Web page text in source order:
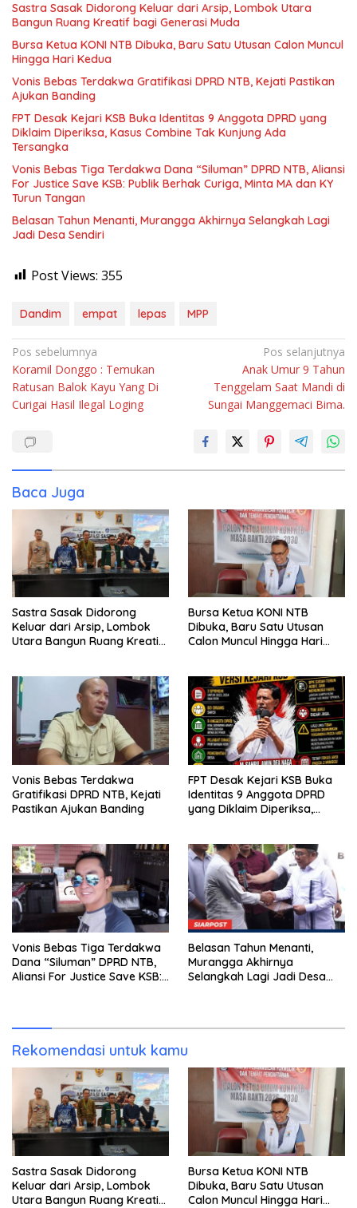
Sastra Sasak Didorong Keluar dari Arsip, Lombok Utara
Bangun Ruang Kreatif bagi Generasi Muda
Bursa Ketua KONI NTB Dibuka, Baru Satu Utusan Calon Muncul
Hingga Hari Kedua
Vonis Bebas Terdakwa Gratifikasi DPRD NTB, Kejati Pastikan
Ajukan Banding
FPT Desak Kejari KSB Buka Identitas 9 Anggota DPRD yang
Diklaim Diperiksa, Kasus Combine Tak Kunjung Ada
Tersangka
Vonis Bebas Tiga Terdakwa Dana “Siluman” DPRD NTB, Aliansi
For Justice Save KSB: Publik Berhak Curiga, Minta MA dan KY
Turun Tangan
Belasan Tahun Menanti, Murangga Akhirnya Selangkah Lagi
Jadi Desa Sendiri
Post Views: 355
Dandim empat lepas MPP
Navigasi
pos
Pos sebelumnya
Koramil Donggo : Temukan
Ratusan Balok Kayu Yang Di
Curigai Hasil Ilegal Loging
Pos selanjutnya
Anak Umur 9 Tahun
Tenggelam Saat Mandi di
Sungai Manggemaci Bima.
Baca Juga
Sastra Sasak Didorong
Keluar dari Arsip, Lombok
Utara Bangun Ruang Kreatif
Bursa Ketua KONI NTB
Dibuka, Baru Satu Utusan
Calon Muncul Hingga Hari
Vonis Bebas Terdakwa
Gratifikasi DPRD NTB, Kejati
Pastikan Ajukan Banding
FPT Desak Kejari KSB Buka
Identitas 9 Anggota DPRD
yang Diklaim Diperiksa,
Vonis Bebas Tiga Terdakwa
Dana “Siluman” DPRD NTB,
Aliansi For Justice Save KSB:
Belasan Tahun Menanti,
Murangga Akhirnya
Selangkah Lagi Jadi Desa
Rekomendasi untuk kamu
Sastra Sasak Didorong
Keluar dari Arsip, Lombok
Utara Bangun Ruang Kreatif
Bursa Ketua KONI NTB
Dibuka, Baru Satu Utusan
Calon Muncul Hingga Hari